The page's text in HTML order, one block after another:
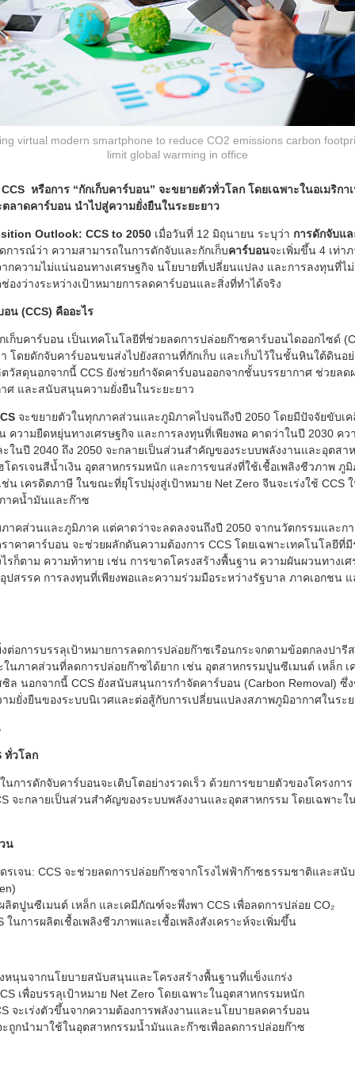
virtual modern smartphone to reduce CO2 emissions carbon
limit global warming in office
หรือการ “กักเก็บคาร์บอน” จะขยายตัวทั่วโลก โดยเฉพาะในอเมริก
ลาดคาร์บอน นำไปสู่ความยั่งยืนในระยะยาว
Outlook: CCS to 2050 เมื่อวันที่ 12 มิถุนายน ระบุว่า การดักจับแ
ารณ์ว่า ความสามารถในการดักจับและกักเก็บคาร์บอนจะเพิ่มขึ้น 4 เท่า
กความไม่แน่นอนทางเศรษฐกิจ นโยบายที่เปลี่ยนแปลง และการลงทุนที่ไ
องว่างระหว่างเป้าหมายการลดคาร์บอนและสิ่งที่ทำได้จริง
น (CCS) คืออะไร
ก็บคาร์บอน เป็นเทคโนโลยีที่ช่วยลดการปล่อยก๊าซคาร์บอนไดออกไซด์
โดยดักจับคาร์บอนขนส่งไปยังสถานที่กักเก็บ และเก็บไว้ในชั้นหินใต้ดินอ
วัสดุนอกจากนี้ CCS ยังช่วยกำจัดคาร์บอนออกจากชั้นบรรยากาศ ช่วยลด
ศ และสนับสนุนความยั่งยืนในระยะยาว
จะขยายตัวในทุกภาคส่วนและภูมิภาคไปจนถึงปี 2050 โดยมีปัจจัยขับเ
วามยืดหยุ่นทางเศรษฐกิจ และการลงทุนที่เพียงพอ คาดว่าในปี 2030 คว
ะในปี 2040 ถึง 2050 จะกลายเป็นส่วนสำคัญของระบบพลังงานและอุตสา
ดรเจนสีน้ำเงิน อุตสาหกรรมหนัก และการขนส่งที่ใช้เชื้อเพลิงชีวภาพ ภูมิ
น เครดิตภาษี ในขณะที่ยุโรปมุ่งสู่เป้าหมาย Net Zero จีนจะเร่งใช้ CCS
าคน้ำมันและก๊าซ
าคส่วนและภูมิภาค แต่คาดว่าจะลดลงจนถึงปี 2050 จากนวัตกรรมและก
าคาคาร์บอน จะช่วยผลักดันความต้องการ CCS โดยเฉพาะเทคโนโลยีที่
รก็ตาม ความท้าทาย เช่น การขาดโครงสร้างพื้นฐาน ความผันผวนทางเ
สรรค การลงทุนที่เพียงพอและความร่วมมือระหว่างรัฐบาล ภาคเอกชน
ต่อการบรรลุเป้าหมายการลดการปล่อยก๊าซเรือนกระจกตามข้อตกลงปารี
ในภาคส่วนที่ลดการปล่อยก๊าซได้ยาก เช่น อุตสาหกรรมปูนซีเมนต์ เหล็ก
ซิล นอกจากนี้ CCS ยังสนับสนุนการกำจัดคาร์บอน (Carbon Removal) ซึ่
มยั่งยืนของระบบนิเวศและต่อสู้กับการเปลี่ยนแปลงสภาพภูมิอากาศในระ
ทั่วโลก
นการดักจับคาร์บอนจะเติบโตอย่างรวดเร็ว ด้วยการขยายตัวของโครงกา
จะกลายเป็นส่วนสำคัญของระบบพลังงานและอุตสาหกรรม โดยเฉพาะ
น
รเจน: CCS จะช่วยลดการปล่อยก๊าซจากโรงไฟฟ้าก๊าซธรรมชาติและสนั
ตปูนซีเมนต์ เหล็ก และเคมีภัณฑ์จะพึ่งพา CCS เพื่อลดการปล่อย CO₂
ในการผลิตเชื้อเพลิงชีวภาพและเชื้อเพลิงสังเคราะห์จะเพิ่มขึ้น
งหนุนจากนโยบายสนับสนุนและโครงสร้างพื้นฐานที่แข็งแกร่ง
เพื่อบรรลุเป้าหมาย Net Zero โดยเฉพาะในอุตสาหกรรมหนัก
จะเร่งตัวขึ้นจากความต้องการพลังงานและนโยบายลดคาร์บอน
ะถูกนำมาใช้ในอุตสาหกรรมน้ำมันและก๊าซเพื่อลดการปล่อยก๊าซ